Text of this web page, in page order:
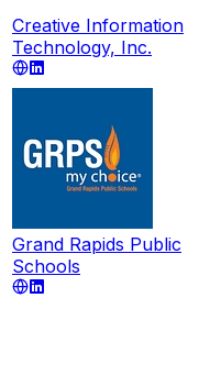
Creative Information
Technology, Inc.
Grand Rapids Public
Schools